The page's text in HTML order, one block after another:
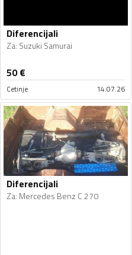
Diferencijali
Za: Suzuki Samurai
50€
Cetinje 14.07.26
Diferencijali
Za: Mercedes Benz C 270